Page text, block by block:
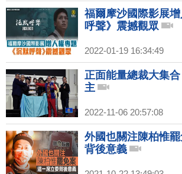
福爾摩沙國際影展
呼聲》震撼觀眾
2022-01-19 16:34:49
正面能量總裁大集
主
2022-11-06 20:57:08
外國也關注陳柏惟
背後意義